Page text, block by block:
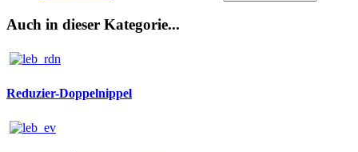
Auch in dieser Kategorie...
Reduzier-Doppelnippel